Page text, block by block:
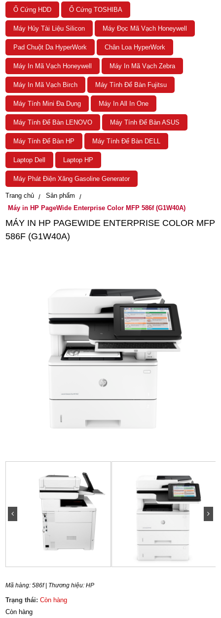
Ổ Cứng HDD Ổ Cứng TOSHIBA
Máy Hủy Tài Liệu Silicon Máy Đọc Mã Vạch Honeywell
Pad Chuột Da HyperWork Chân Loa HyperWork
Máy In Mã Vạch Honeywell Máy In Mã Vạch Zebra
Máy In Mã Vạch Birch Máy Tính Để Bàn Fujitsu
Máy Tính Mini Đa Dụng Máy In All In One
Máy Tính Để Bàn LENOVO Máy Tính Để Bàn ASUS
Máy Tính Để Bàn HP Máy Tính Để Bàn DELL
Laptop Dell Laptop HP
Máy Phát Điện Xăng Gasoline Generator
Trang chủ
Sản phẩm
Máy in HP PageWide Enterprise Color MFP 586f (G1W40A)
MÁY IN HP PAGEWIDE ENTERPRISE COLOR MFP
586F (G1W40A)
Mã hàng:586f| Thương hiệu:HP
Trạng thái: Còn hàng
Còn hàng